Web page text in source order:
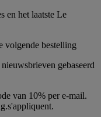
en het laatste Le
volgende bestelling
gebaseerd
van 10% per e-mail.